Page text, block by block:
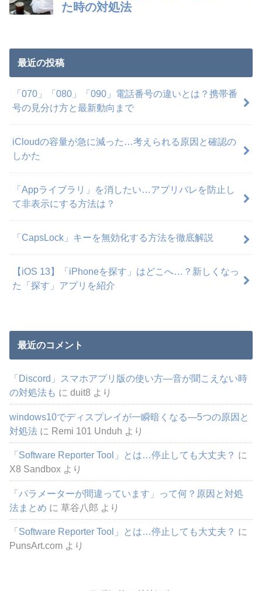
最近の投稿
「070」「080」「090」電話番号の違いとは？携帯番
号の見分け方と最新動向まで
iCloudの容量が急に減った…考えられる原因と確認の
しかた
「Appライブラリ」を消したい…アプリバレを防止し
て非表示にする方法は？
「CapsLock」キーを無効化する方法を徹底解説
【iOS 13】「iPhoneを探す」はどこへ…？新しくなっ
た「探す」アプリを紹介
最近のコメント
「Discord」スマホアプリ版の使い方―音が聞こえない時
の対処法も にduit8 より
windows10でディスプレイが一瞬暗くなる―5つの原因と
対処法 に Remi 101 Unduh より
「Software Reporter Tool」とは…停止しても大丈夫？ に
X8 Sandbox より
「パラメーターが間違っています」って何？原因と対処
法まとめ に草谷八郎 より
「Software Reporter Tool」とは…停止しても大丈夫？ に
PunsArt.com より